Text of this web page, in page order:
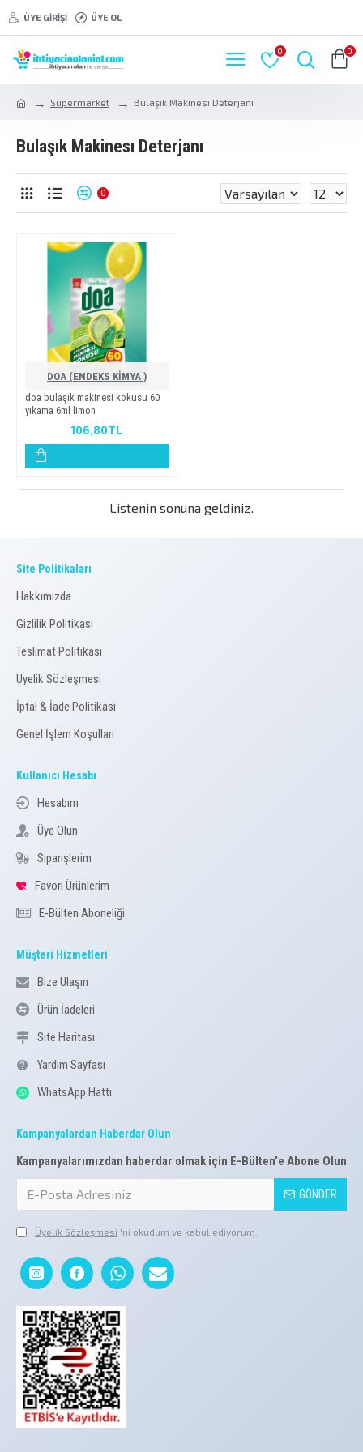
ÜYE GIRIŞI ÜYE OL
0 0
Süpermarket Bulaşık Makinesı Deterjanı
Bulaşık Makinesı Deterjanı
0
DOA (ENDEKS KİMYA )
doa bulaşik maki̇nesi̇ kokusu 60
yikama 6ml li̇mon
106,80TL
Listenin sonuna geldiniz.
Site Politikaları
Hakkımızda
Gizlilik Politikası
Teslimat Politikası
Üyelik Sözleşmesi
İptal & İade Politikası
Genel İşlem Koşulları
Kullanıcı Hesabı
Hesabım
Üye Olun
Siparişlerim
Favori Ürünlerim
E-Bülten Aboneliği
Müşteri Hizmetleri
Bize Ulaşın
Ürün İadeleri
Site Haritası
Yardım Sayfası
WhatsApp Hattı
Kampanyalardan Haberdar Olun
Kampanyalarımızdan haberdar olmak için E-Bülten'e Abone Olun
GÖNDER
Üyelik Sözleşmesi 'ni okudum ve kabul ediyorum.